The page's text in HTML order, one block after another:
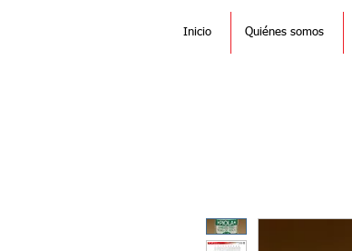
Inicio Quiénes somos